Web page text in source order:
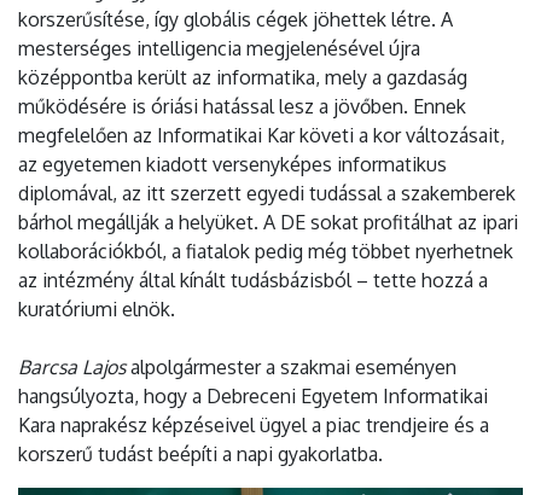
korszerűsítése, így globális cégek jöhettek létre. A
mesterséges intelligencia megjelenésével újra
középpontba került az informatika, mely a gazdaság
működésére is óriási hatással lesz a jövőben. Ennek
megfelelően az Informatikai Kar követi a kor változásait,
az egyetemen kiadott versenyképes informatikus
diplomával, az itt szerzett egyedi tudással a szakemberek
bárhol megállják a helyüket. A DE sokat profitálhat az ipari
kollaborációkból, a fiatalok pedig még többet nyerhetnek
az intézmény által kínált tudásbázisból – tette hozzá a
kuratóriumi elnök.
Barcsa Lajosalpolgármester a szakmai eseményen
hangsúlyozta, hogy a Debreceni Egyetem Informatikai
Kara naprakész képzéseivel ügyel a piac trendjeire és a
korszerű tudást beépíti a napi gyakorlatba.